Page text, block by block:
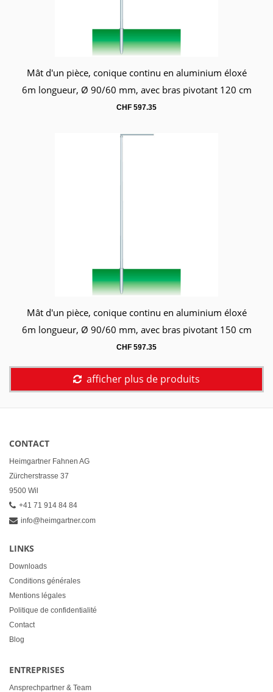
Panier
Mât d'un pièce, conique continu en aluminium éloxé
6m longueur, Ø 90/60 mm, avec bras pivotant 120 cm
CHF 597.35
Panier
Mât d'un pièce, conique continu en aluminium éloxé
6m longueur, Ø 90/60 mm, avec bras pivotant 150 cm
CHF 597.35
afficher plus de produits
CONTACT
Heimgartner Fahnen AG
Zürcherstrasse 37
9500 Wil
+41 71 914 84 84
info@heimgartner.com
LINKS
Downloads
Conditions générales
Mentions légales
Politique de confidentialité
Contact
Blog
ENTREPRISES
Ansprechpartner & Team